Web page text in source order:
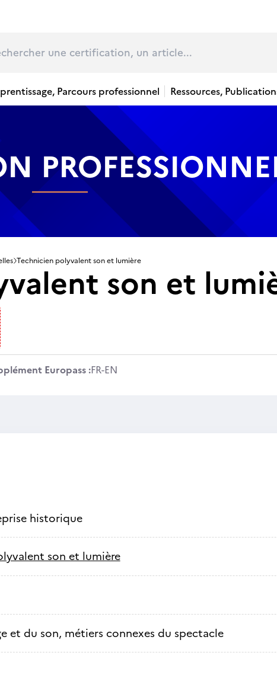
Parcours professionnel Ressources,
Technicien polyvalent son et lumière
son et
Europass :FR-EN
historique
son et lumière
et du son, métiers connexes du spectacle